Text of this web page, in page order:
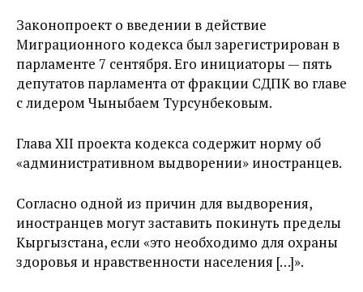
Законопроект о введении в действие
Миграционного кодекса был зарегистрирован в
парламенте 7 сентября. Его инициаторы — пять
депутатов парламента от фракции СДПК во главе
с лидером Чыныбаем Турсунбековым.
Глава XII проекта кодекса содержит норму об
«административном выдворении» иностранцев.
Согласно одной из причин для выдворения,
иностранцев могут заставить покинуть пределы
Кыргызстана, если «это необходимо для охраны
здоровья и нравственности населения […]».